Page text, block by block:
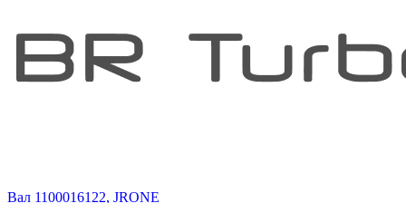
Вал 1100016122, JRONE